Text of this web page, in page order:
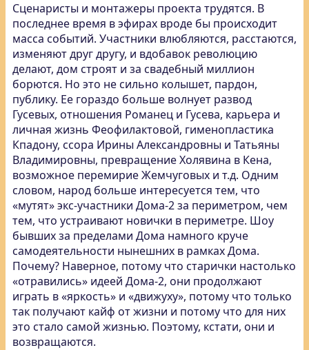
Сценаристы и монтажеры проекта трудятся. В
последнее время в эфирах вроде бы происходит
масса событий. Участники влюбляются, расстаются,
изменяют друг другу, и вдобавок революцию
делают, дом строят и за свадебный миллион
борются. Но это не сильно колышет, пардон,
публику. Ее гораздо больше волнует развод
Гусевых, отношения Романец и Гусева, карьера и
личная жизнь Феофилактовой, гименопластика
Кпадону, ссора Ирины Александровны и Татьяны
Владимировны, превращение Холявина в Кена,
возможное перемирие Жемчуговых и т.д. Одним
словом, народ больше интересуется тем, что
«мутят» экс-участники Дома-2 за периметром, чем
тем, что устраивают новички в периметре. Шоу
бывших за пределами Дома намного круче
самодеятельности нынешних в рамках Дома.
Почему? Наверное, потому что старички настолько
«отравились» идеей Дома-2, они продолжают
играть в «яркость» и «движуху», потому что только
так получают кайф от жизни и потому что для них
это стало самой жизнью. Поэтому, кстати, они и
возвращаются.